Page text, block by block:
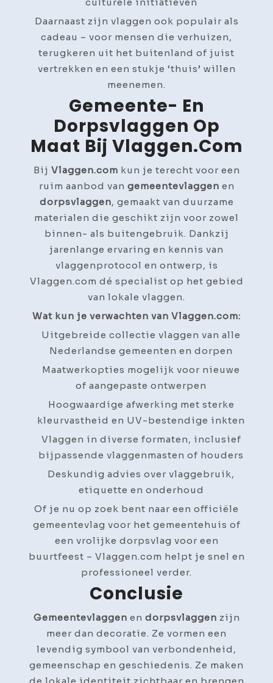
Daarnaast zijn vlaggen ook populair als
cadeau – voor mensen die verhuizen,
terugkeren uit het buitenland of juist
vertrekken en een stukje ‘thuis’ willen
meenemen.
Gemeente- En
Dorpsvlaggen Op
Maat Bij Vlaggen.com
Bij Vlaggen.com kun je terecht voor een
ruim aanbod van gemeentevlaggen en
dorpsvlaggen, gemaakt van duurzame
materialen die geschikt zijn voor zowel
binnen- als buitengebruik. Dankzij
jarenlange ervaring en kennis van
vlaggenprotocol en ontwerp, is
Vlaggen.com dé specialist op het gebied
van lokale vlaggen.
Wat kun je verwachten van Vlaggen.com:
Uitgebreide collectie vlaggen van alle
Nederlandse gemeenten en dorpen
Maatwerkopties mogelijk voor nieuwe
of aangepaste ontwerpen
Hoogwaardige afwerking met sterke
kleurvastheid en UV-bestendige inkten
Vlaggen in diverse formaten, inclusief
bijpassende vlaggenmasten of houders
Deskundig advies over vlaggebruik,
etiquette en onderhoud
Of je nu op zoek bent naar een officiële
gemeentevlag voor het gemeentehuis of
een vrolijke dorpsvlag voor een
buurtfeest – Vlaggen.com helpt je snel en
professioneel verder.
Conclusie
Gemeentevlaggen en dorpsvlaggen zijn
meer dan decoratie. Ze vormen een
levendig symbool van verbondenheid,
gemeenschap en geschiedenis. Ze maken
de lokale identiteit zichtbaar en brengen